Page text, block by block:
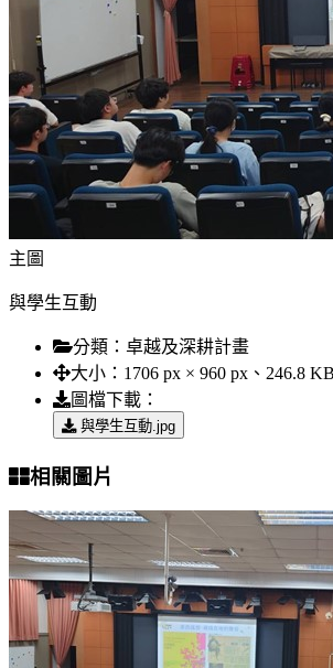
主圖
與學生互動
分類： 卓越及深耕計畫
大小： 1706 px × 960 px、246.8 KB
圖檔下載：
與學生互動.jpg
相關圖片